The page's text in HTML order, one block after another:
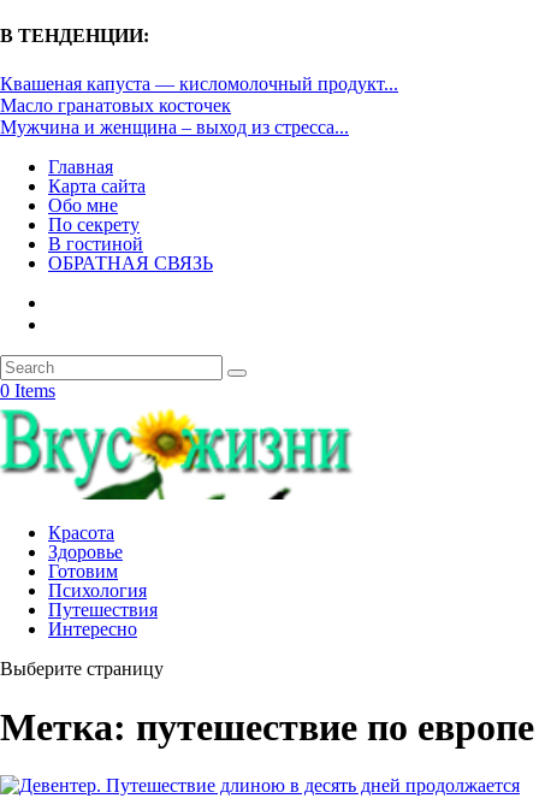
В ТЕНДЕНЦИИ:
Квашеная капуста — кисломолочный продукт...
Масло гранатовых косточек
Мужчина и женщина – выход из стресса...
Главная
Карта сайта
Обо мне
По секрету
В гостиной
ОБРАТНАЯ СВЯЗЬ
0 Items
Красота
Здоровье
Готовим
Психология
Путешествия
Интересно
Выберите страницу
Метка: путешествие по европе